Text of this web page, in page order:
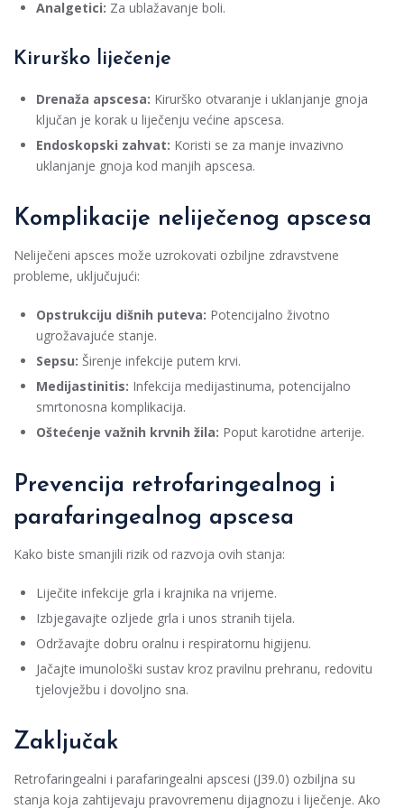
Analgetici: Za ublažavanje boli.
Kirurško liječenje
Drenaža apscesa: Kirurško otvaranje i uklanjanje gnoja
ključan je korak u liječenju većine apscesa.
Endoskopski zahvat: Koristi se za manje invazivno
uklanjanje gnoja kod manjih apscesa.
Komplikacije neliječenog apscesa
Neliječeni apsces može uzrokovati ozbiljne zdravstvene
probleme, uključujući:
Opstrukciju dišnih puteva: Potencijalno životno
ugrožavajuće stanje.
Sepsu: Širenje infekcije putem krvi.
Medijastinitis: Infekcija medijastinuma, potencijalno
smrtonosna komplikacija.
Oštećenje važnih krvnih žila: Poput karotidne arterije.
Prevencija retrofaringealnog i
parafaringealnog apscesa
Kako biste smanjili rizik od razvoja ovih stanja:
Liječite infekcije grla i krajnika na vrijeme.
Izbjegavajte ozljede grla i unos stranih tijela.
Održavajte dobru oralnu i respiratornu higijenu.
Jačajte imunološki sustav kroz pravilnu prehranu, redovitu
tjelovježbu i dovoljno sna.
Zaključak
Retrofaringealni i parafaringealni apscesi (J39.0) ozbiljna su
stanja koja zahtijevaju pravovremenu dijagnozu i liječenje. Ako